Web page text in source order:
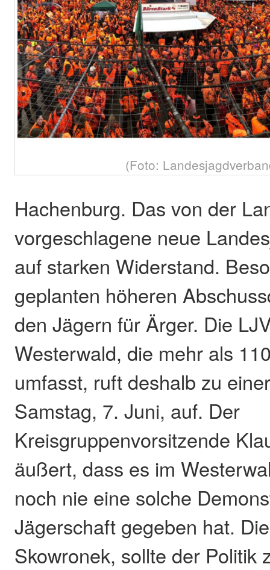
(Foto:
Hachenburg. Das von der
vorgeschlagene neue
auf starken Widerstand.
geplanten höheren
den Jägern für Ärger. Die
Westerwald, die mehr als
umfasst, ruft deshalb zu
Samstag, 7. Juni, auf. Der
Kreisgruppenvorsitzende
äußert, dass es im
noch nie eine solche
Jägerschaft gegeben hat.
Skowronek, sollte der Politik